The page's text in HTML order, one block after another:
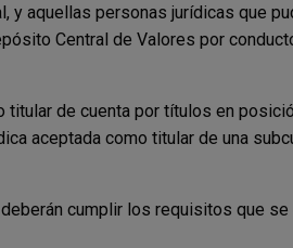
y aquellas personas jurídicas que
Central de Valores por
de cuenta por títulos en
aceptada como titular de una
cumplir los requisitos que se